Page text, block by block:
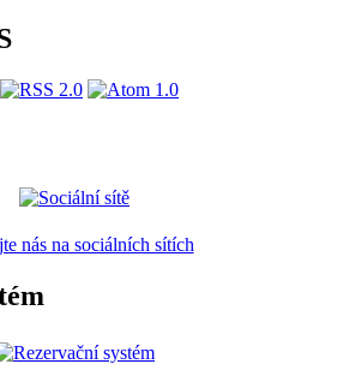
nás na sociálních sítích